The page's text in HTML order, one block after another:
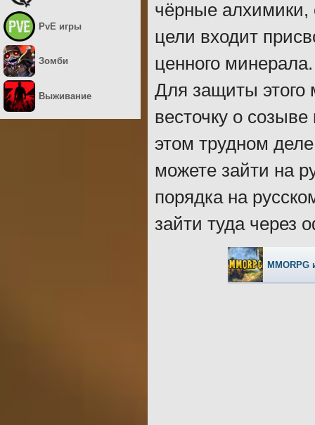
чёрные
цели входит
ценного
Для защиты этого
весточку о
этом трудном
можете зайти на
порядка на
зайти туда через
MMORPG
PvE игры
Зомби
Выживание